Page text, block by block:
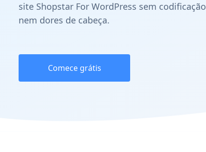
site Shopstar For WordPress sem codificação
nem dores de cabeça.
Comece grátis